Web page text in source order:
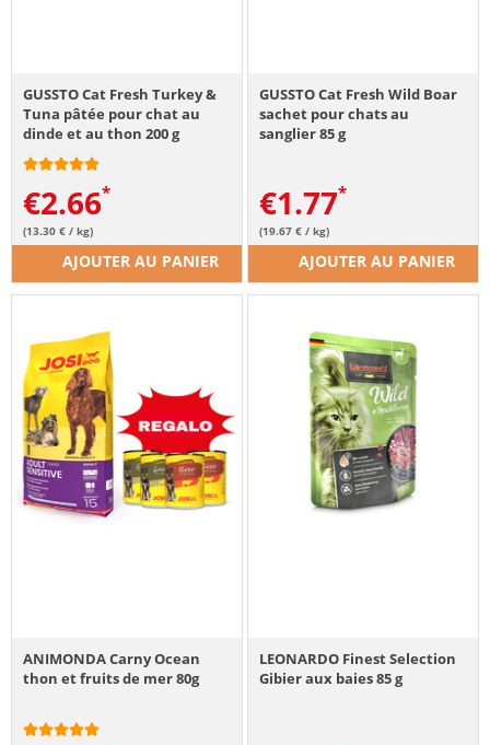
GUSSTO Cat Fresh Turkey &
Tuna pâtée pour chat au
dinde et au thon 200 g
€2.66
(13.30 € / kg)
AJOUTER AU PANIER
GUSSTO Cat Fresh Wild Boar
sachet pour chats au
sanglier 85 g
€1.77
(19.67 € / kg)
AJOUTER AU PANIER
ANIMONDA Carny Ocean
thon et fruits de mer 80g
LEONARDO Finest Selection
Gibier aux baies 85 g